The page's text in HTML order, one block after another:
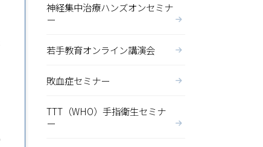
神経集中治療ハンズオンセミナ
ー
若手教育オンライン講演会
敗血症セミナー
TTT（WHO）手指衛生セミナ
ー